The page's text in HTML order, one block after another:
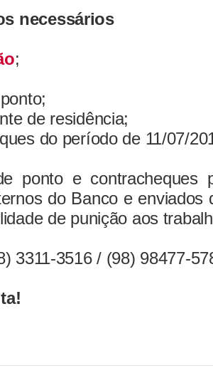
necessários
;
de residência;
do período de 11/07/
ponto e contracheques
do Banco e enviados
de punição aos
3311-3516 / (98) 98477-